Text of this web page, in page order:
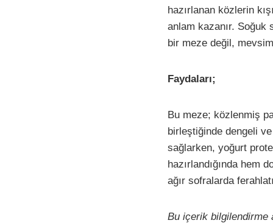
hazırlanan közlerin
anlam kazanır.
bir meze değil,
Faydaları;
Bu meze; közlenmiş
birleştiğinde dengeli
sağlarken, yoğurt
hazırlandığında hem
ağır sofralarda
Bu içerik bilgilendirme